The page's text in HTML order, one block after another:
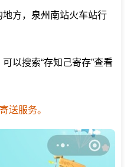
方，泉州南站火车站行
以搜索“存知己寄存”查看
送服务。